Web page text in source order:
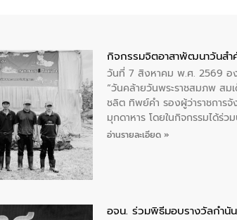
กิจกรรมจิตอาสาพัฒนาวันสํ
วันที่ 7 สิงหาคม พ.ศ. 2569 อง
“วันคล้ายวันพระราชสมภพ สม
ชลิต ทิพย์คำ รองผู้ว่าราชการจั
มุกดาหาร โดยในกิจกรรมได้ร่
พระบรมราชินีนาถ พระบรมรา
อ่านรายละเอียด »
อจน. ร่วมพิธีมอบรางวัลกำนั